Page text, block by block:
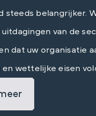
steeds belangrijker.
van de
dat uw organisatie
wettelijke eisen